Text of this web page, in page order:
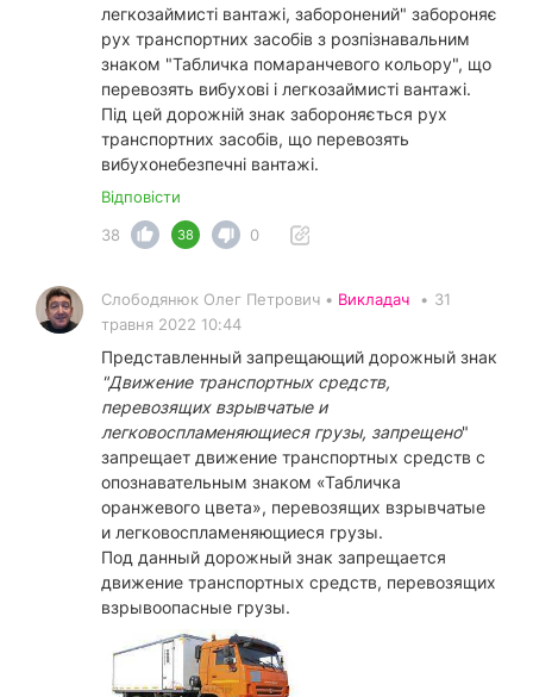
легкозаймисті вантажі, заборонений" забороняє
рух транспортних засобів з розпізнавальним
знаком "Табличка помаранчевого кольору", що
перевозять вибухові і легкозаймисті вантажі.
Під цей дорожній знак забороняється рух
транспортних засобів, що перевозять
вибухонебезпечні вантажі.
Відповісти
38
38 0
Слободянюк Олег Петрович • Викладач • 31
травня 2022 10:44
Представленный запрещающий дорожный знак
"Движение транспортных средств,
перевозящих взрывчатые и
легковоспламеняющиеся грузы, запрещено"
запрещает движение транспортных средств с
опознавательным знаком «Табличка
оранжевого цвета», перевозящих взрывчатые
и легковоспламеняющиеся грузы.
Под данный дорожный знак запрещается
движение транспортных средств, перевозящих
взрывоопасные грузы.